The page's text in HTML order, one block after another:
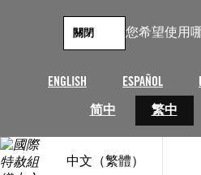
您希望使用
ENGLISH ESPAÑOL
简中
繁中
關閉
中文（繁體）